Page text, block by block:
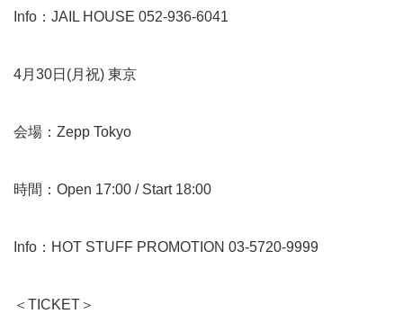
Info：JAIL HOUSE 052-936-6041
4月30日(月祝) 東京
会場：Zepp Tokyo
時間：Open 17:00 / Start 18:00
Info：HOT STUFF PROMOTION 03-5720-9999
＜TICKET＞